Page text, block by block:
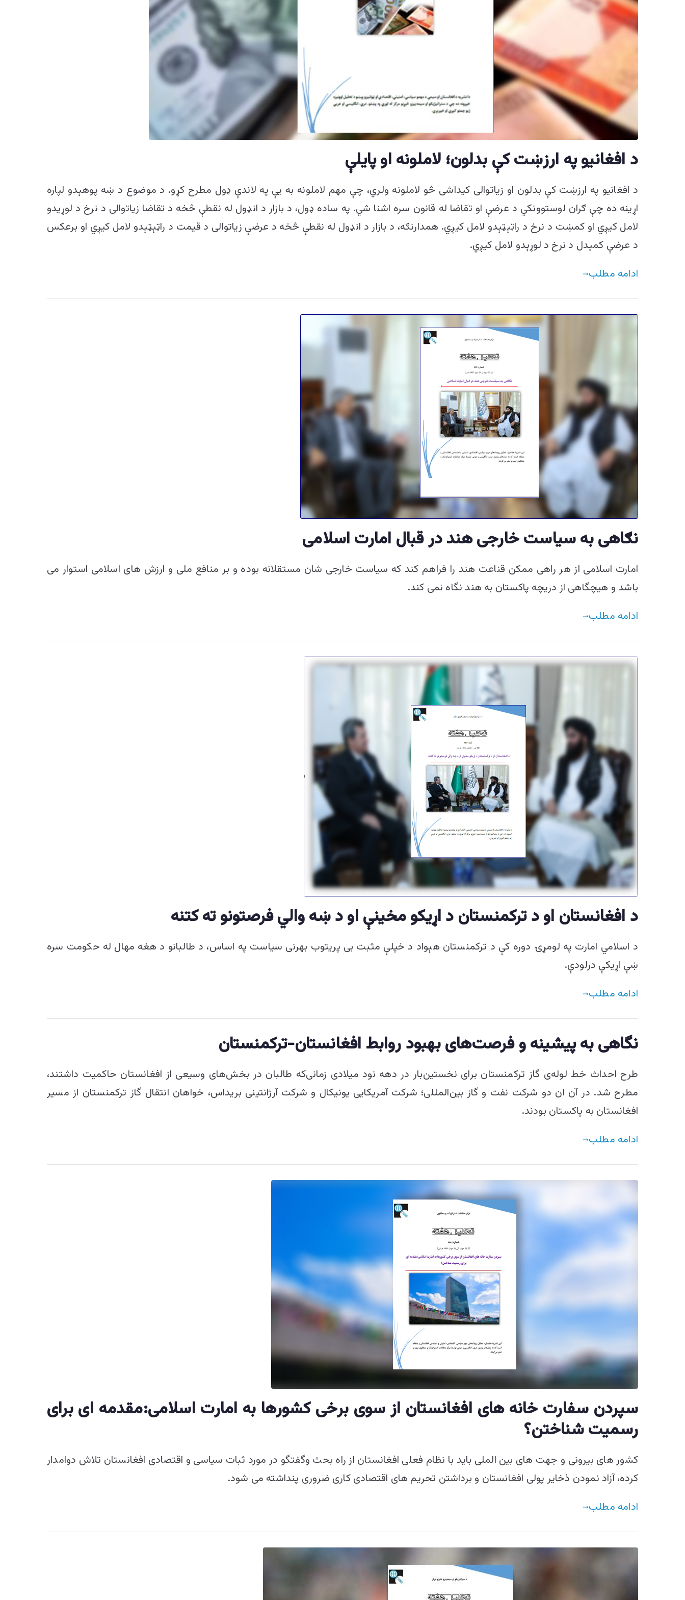
د افغانیو په ارزښت کې بدلون؛ لاملونه او پایلې
د افغانیو په ارزښت کې بدلون او زیاتوالی کیداشی څو لاملونه ولري، چې مهم لاملونه به یې په لاندې ډول مطرح کړو. د موضوع د ښه پوهېدو لپاره
اړینه ده چې ګران لوستوونکي د عرضې او تقاضا له قانون سره اشنا شي. په ساده ډول، د بازار د انډول له نقطې څخه د تقاضا زیاتوالی د نرخ د لوړیدو
لامل کیږي او کمښت د نرخ د راټېټېدو لامل کیږي. همدارنګه، د بازار د انډول له نقطې څخه د عرضې زیاتوالی د قیمت د راټېټېدو لامل کیږي او برعکس
د عرضې کمېدل د نرخ د لوړېدو لامل کیږي.
ادامه مطلب
نګاهی به سیاست خارجی هند در قبال امارت اسلامی
امارت اسلامی از هر راهی ممکن قناعت هند را فراهم کند که سیاست خارجی شان مستقلانه بوده و بر منافع ملی و ارزش های اسلامی استوار می
باشد و هیچگاهی از دریچه پاکستان به هند نگاه نمی کند.
ادامه مطلب
د افغانستان او د ترکمنستان د اړیکو مخینې او د ښه والي فرصتونو ته کتنه
د اسلامي امارت په لومړۍ دوره کې د ترکمنستان هېواد د خپلې مثبت بی پریتوب بهرنی سیاست په اساس، د طالبانو د هغه مهال له حکومت سره
ښې اړیکې درلودې.
ادامه مطلب
نگاهی به پیشینه و فرصت‌های بهبود روابط افغانستان-ترکمنستان
طرح احداث خط لوله‌ی گاز ترکمنستان برای نخستین‌بار در دهه نود میلادی زمانی‌که طالبان در بخش‌های وسیعی از افغانستان حاکمیت داشتند،
مطرح شد. در آن ان دو شرکت نفت و گاز بین‌المللی؛ شرکت آمریکایی یونیکال و شرکت آرژانتینی بریداس، خواهان انتقال گاز ترکمنستان از مسیر
افغانستان به پاکستان بودند.
ادامه مطلب
سپردن سفارت خانه های افغانستان از سوی برخی کشورها به امارت اسلامی:مقدمه ای برای
رسمیت شناختن؟
کشور های بیرونی و جهت های بین الملی باید با نظام فعلی افغانستان از راه بحث وگفتگو در مورد ثبات سیاسی و اقتصادی افغانستان تلاش دوامدار
کرده، آزاد نمودن ذخایر پولی افغانستان و برداشتن تحریم های اقتصادی کاری ضروری پنداشته می شود.
ادامه مطلب